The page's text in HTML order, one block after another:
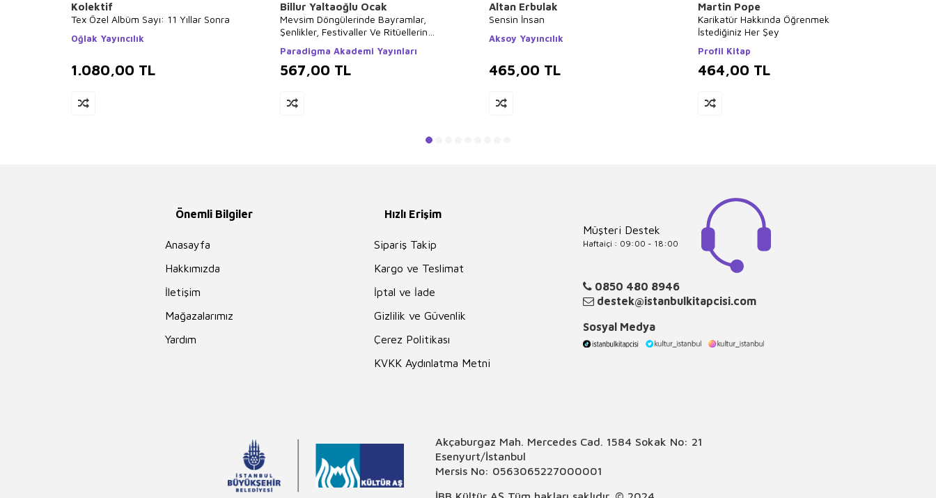
Kolektif
Tex Özel Albüm Sayı: 11 Yıllar Sonra
Oğlak Yayıncılık
1.080,00 TL
Billur Yaltaoğlu Ocak
Mevsim Döngülerinde Bayramlar,
Şenlikler, Festivaller Ve Ritüellerin
Paradigma Akademi Yayınları
567,00 TL
Altan Erbulak
Sensin İnsan
Aksoy Yayıncılık
465,00 TL
Martin Pope
Karikatür Hakkında Öğrenmek
İstediğiniz Her Şey
Profil Kitap
464,00 TL
Önemli Bilgiler
Anasayfa
Hakkımızda
İletişim
Mağazalarımız
Yardım
Hızlı Erişim
Sipariş Takip
Kargo ve Teslimat
İptal ve İade
Gizlilik ve Güvenlik
Çerez Politikası
KVKK Aydınlatma Metni
Müşteri Destek
Haftaiçi : 09:00 - 18:00
0850 480 8946
destek@istanbulkitapcisi.com
Sosyal Medya
Akçaburgaz Mah. Mercedes Cad. 1584 Sokak No: 21
Esenyurt/İstanbul
Mersis No: 0563065227000001